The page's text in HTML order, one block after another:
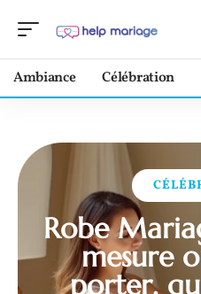
Ambiance Célébration
Robe
mesure
porter,